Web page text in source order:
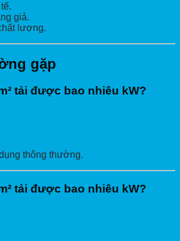
giả.
lượng.
gặp
tải được bao nhiêu kW?
thông thường.
tải được bao nhiêu kW?